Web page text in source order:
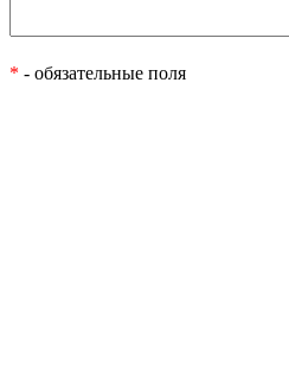
* - обязательные поля